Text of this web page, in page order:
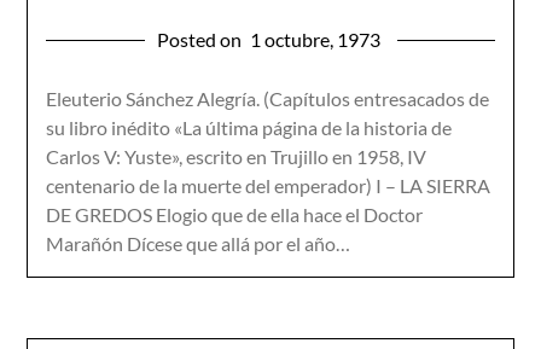
Posted on 1 octubre, 1973
Eleuterio Sánchez Alegría. (Capítulos entresacados de
su libro inédito «La última página de la historia de
Carlos V: Yuste», escrito en Trujillo en 1958, IV
centenario de la muerte del emperador) I – LA SIERRA
DE GREDOS Elogio que de ella hace el Doctor
Marañón Dícese que allá por el año…